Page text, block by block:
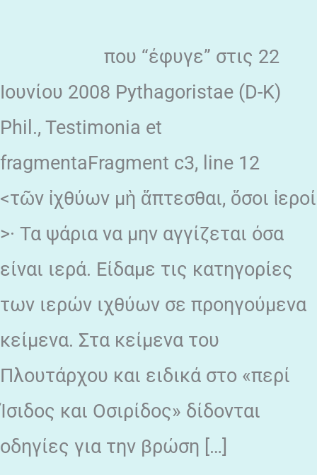
που “έφυγε” στις 22
Ιουνίου 2008 Pythagoristae (D-K)
Phil., Testimonia et
fragmentaFragment c3, line 12
<τῶν ἰχθύων μὴ ἅπτεσθαι, ὅσοι ἱεροί
>· Τα ψάρια να μην αγγίζεται όσα
είναι ιερά. Είδαμε τις κατηγορίες
των ιερών ιχθύων σε προηγούμενα
κείμενα. Στα κείμενα του
Πλουτάρχου και ειδικά στο «περί
Ίσιδος και Οσιρίδος» δίδονται
οδηγίες για την βρώση […]